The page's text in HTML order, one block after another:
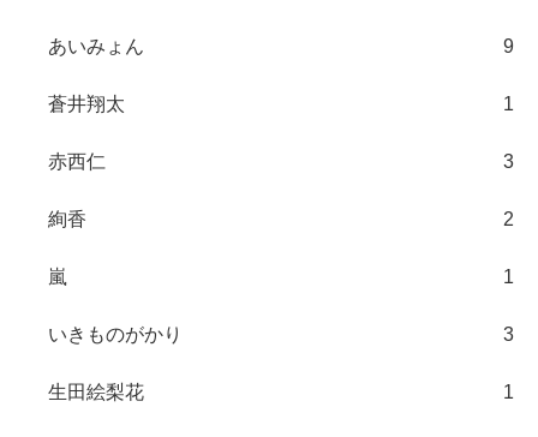
あいみょん 9
蒼井翔太 1
赤西仁 3
絢香 2
嵐 1
いきものがかり 3
生田絵梨花 1